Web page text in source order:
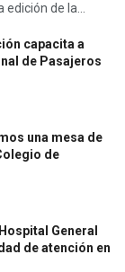
edición de la...
capacita a
de Pasajeros
una mesa de
de
General
de atención en